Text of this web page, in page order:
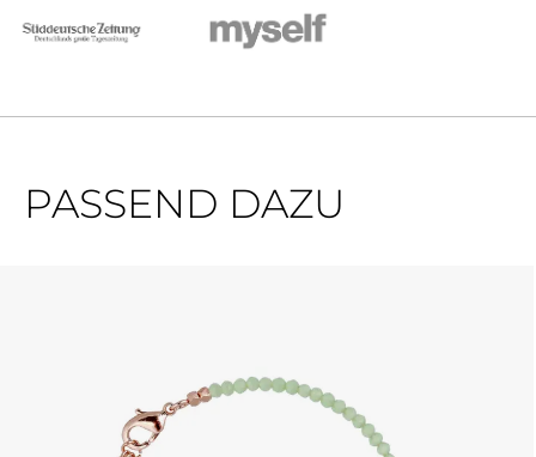
PASSEND DAZU